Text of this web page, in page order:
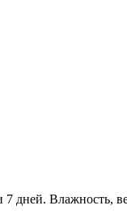
7 дней. Влажность,